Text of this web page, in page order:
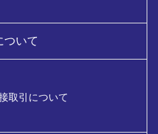
ついて
取引について